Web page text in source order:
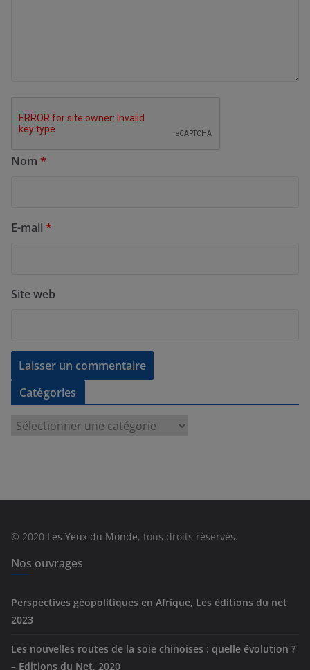
Nom *
E-mail *
Site web
Catégories
e
s
© 2020 Les Yeux du Monde, tous droits réservés.
Nos ouvrages
Perspectives géopolitiques en Afrique, Les éditions du net
2023
Les nouvelles routes de la soie chinoises : quelle évolution ?
– Editions du Net, 2020